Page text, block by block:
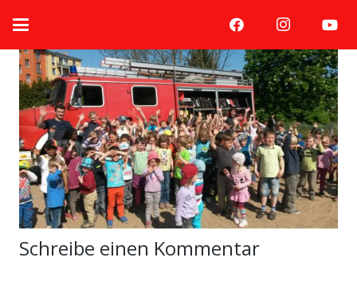
Schreibe einen Kommentar